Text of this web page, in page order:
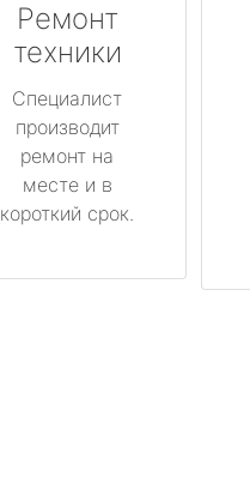
Ремонт
техники
Специалист
производит
ремонт на
месте и в
короткий срок.